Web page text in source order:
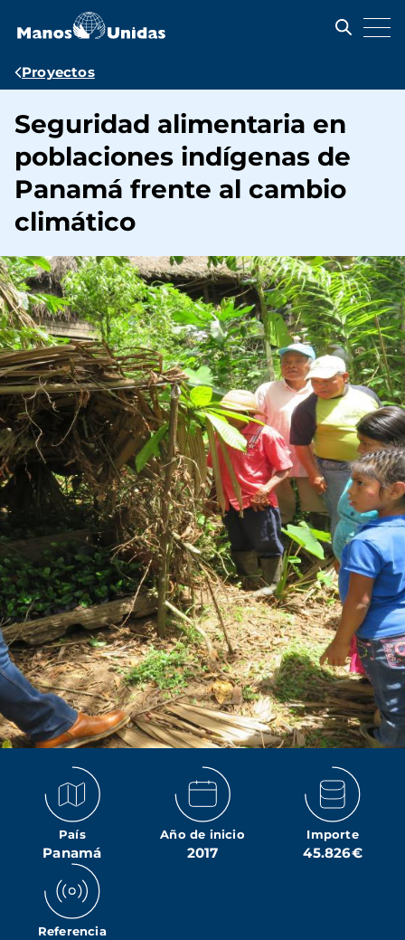
contenido
Ruta
navegación
Proyectos
Seguridad alimentaria en
poblaciones indígenas de
Panamá frente al cambio
climático
País
Panamá
Año de inicio
2017
Importe
45.826€
Referencia